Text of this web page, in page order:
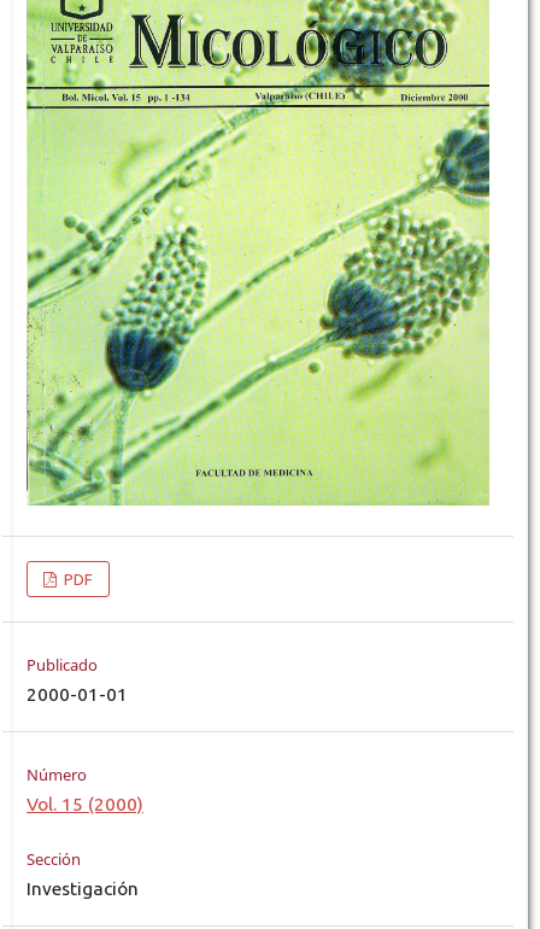
PDF
Publicado
2000-01-01
Número
Vol. 15 (2000)
Sección
Investigación